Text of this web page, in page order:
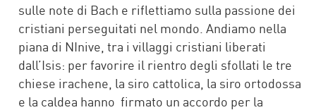
sulle note di Bach e riflettiamo sulla passione dei
cristiani perseguitati nel mondo. Andiamo nella
piana di NInive, tra i villaggi cristiani liberati
dall’Isis: per favorire il rientro degli sfollati le tre
chiese irachene, la siro cattolica, la siro ortodossa
e la caldea hanno firmato un accordo per la